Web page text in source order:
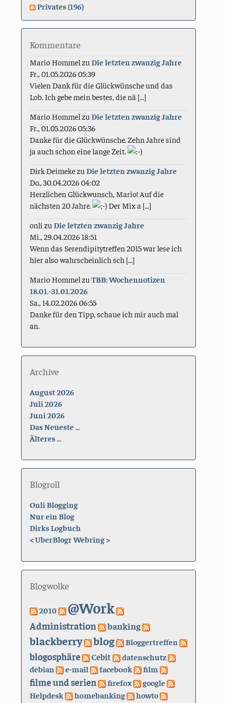
Privates (196)
Kommentare
Mario Hommel zuDie letzten zwanzig Jahre
Fr., 01.05.2026 05:39
Vielen Dank für die Glückwünsche und das
Lob. Ich gebe mein bestes, die nä [...]
Mario Hommel zuDie letzten zwanzig Jahre
Fr., 01.05.2026 05:36
Danke für die Glückwünsche. Zehn Jahre sind
ja auch schon eine lange Zeit.
Dirk DeimekezuDie letzten zwanzig Jahre
Do., 30.04.2026 04:02
Herzlichen Glückwunsch, Mario! Auf die
nächsten 20 Jahre.
Der Mix a [...]
onli zuDie letzten zwanzig Jahre
Mi., 29.04.2026 18:51
Wenn das Serendipitytreffen 2015 war lese ich
hier also wahrscheinlich sch [...]
Mario Hommel zuTBB: Wochennotizen
18.01.-31.01.2026
Sa., 14.02.2026 06:55
Danke für den Tipp, schaue ich mir auch mal
an.
Archive
August 2026
Juli 2026
Juni 2026
Das Neueste ...
Älteres ...
Blogroll
Onli Blogging
Nur ein Blog
Dirks Logbuch
<UberBlogr Webring>
Blogwolke
2010 @Work
Administration banking
blackberry blog Bloggertreffen
blogosphäre Cebit datenschutz
debian e-mail facebook film
filme und serien firefox
google
Helpdesk
homebanking howto